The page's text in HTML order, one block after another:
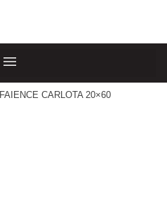
FAIENCE CARLOTA 20×60